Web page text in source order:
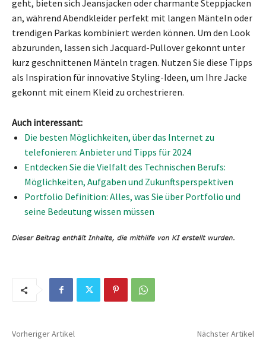
geht, bieten sich Jeansjacken oder charmante Steppjacken
an, während Abendkleider perfekt mit langen Mänteln oder
trendigen Parkas kombiniert werden können. Um den Look
abzurunden, lassen sich Jacquard-Pullover gekonnt unter
kurz geschnittenen Mänteln tragen. Nutzen Sie diese Tipps
als Inspiration für innovative Styling-Ideen, um Ihre Jacke
gekonnt mit einem Kleid zu orchestrieren.
Auch interessant:
Die besten Möglichkeiten, über das Internet zu
telefonieren: Anbieter und Tipps für 2024
Entdecken Sie die Vielfalt des Technischen Berufs:
Möglichkeiten, Aufgaben und Zukunftsperspektiven
Portfolio Definition: Alles, was Sie über Portfolio und
seine Bedeutung wissen müssen
Vorheriger Artikel Nächster Artikel